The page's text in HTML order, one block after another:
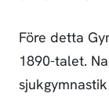
Före detta
1890-talet.